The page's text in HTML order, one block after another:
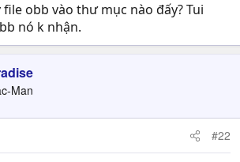
obb vào thư mục nào đấy? Tui
nó k nhận.
Man
#22